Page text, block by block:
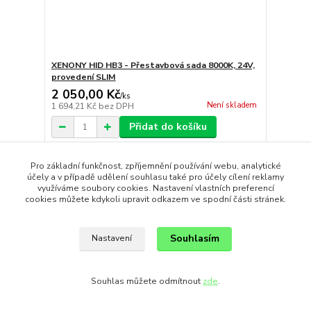
XENONY HID HB3 - Přestavbová sada 8000K, 24V,
provedení SLIM
2 050,00 Kč/ks
1 694,21 Kč bez DPH Není skladem
Přidat do košíku
Novinka
Pro základní funkčnost, zpříjemnění používání webu, analytické
účely a v případě udělení souhlasu také pro účely cílení reklamy
využíváme soubory cookies. Nastavení vlastních preferencí
cookies můžete kdykoli upravit odkazem ve spodní části stránek.
Nastavení Souhlasím
Souhlas můžete odmítnout zde.